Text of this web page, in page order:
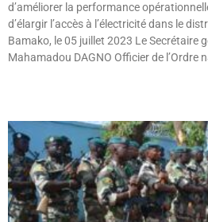
d’améliorer la performance
d’élargir l’accès à l’électricité dans le
Bamako, le 05 juillet 2023 Le Secrétaire
Mahamadou DAGNO Officier de l’Ordre